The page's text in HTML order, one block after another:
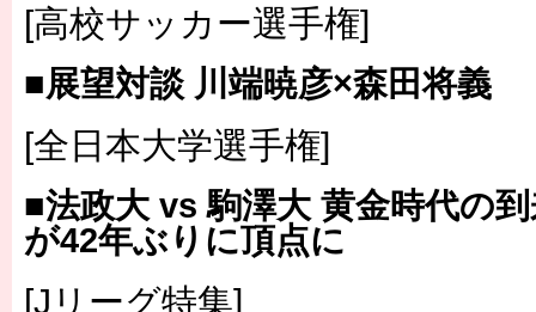
[高校サッカー選手権]
■展望対談 川端暁彦×森田将義
[全日本大学選手権]
■法政大 vs 駒澤大 黄金時代の
が42年ぶりに頂点に
[Jリーグ特集]